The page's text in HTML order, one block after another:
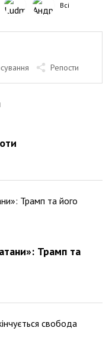
Всі
Репости
Трамп та